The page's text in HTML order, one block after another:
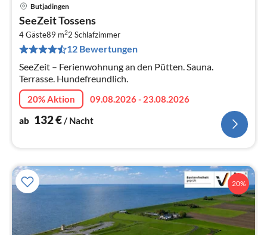
Butjadingen
SeeZeit Tossens
4 Gäste89 m22 Schlafzimmer
12 Bewertungen
SeeZeit – Ferienwohnung an den Pütten. Sauna.
Terrasse. Hundefreundlich.
20% Aktion
09.08.2026 - 23.08.2026
ab 132€/ Nacht
20%